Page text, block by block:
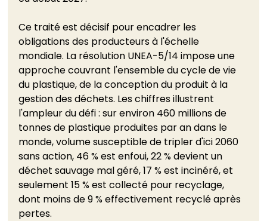
Ce traité est décisif pour encadrer les
obligations des producteurs à l'échelle
mondiale. La résolution UNEA-5/14 impose une
approche couvrant l'ensemble du cycle de vie
du plastique, de la conception du produit à la
gestion des déchets. Les chiffres illustrent
l'ampleur du défi : sur environ 460 millions de
tonnes de plastique produites par an dans le
monde, volume susceptible de tripler d'ici 2060
sans action, 46 % est enfoui, 22 % devient un
déchet sauvage mal géré, 17 % est incinéré, et
seulement 15 % est collecté pour recyclage,
dont moins de 9 % effectivement recyclé après
pertes.